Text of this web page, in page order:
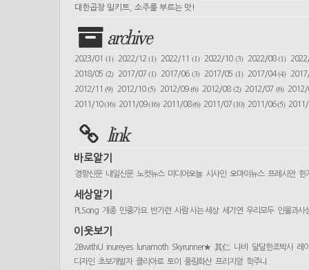
대한곱창 밀키트, 소주를 부르는 맛!
archive
2023/01 (1) 2022/12(1) 2022/11(1) 2022/10 (3) 2022/08(1)
2018/05 (2) 2017/07(1) 2017/06(3) 2017/05 (1) 2017/04(4)
2012/11(9) 2012/10(5) 2012/09(6) 2012/08 (2) 2012/07 (6)
2011/10(16) 2011/09(16) 2011/08(6) 2011/07(10) 2011/06(5)
link
바로알기
경향신문 내일신문 노컷뉴스 미디어오늘 시사인 오마이뉴스 프레시안 한
세상알기
PLSong 개종 민중가요 반기련 사람 사는 세상 세기연 우리모두 인물과사
이웃보기
2BwithU inureyes lunamoth Skyrunner★ 其仁 나비 달달한조박사 레
디자인 초보개발자 클리아르 토이 풍림화산 프리지앙 학주니